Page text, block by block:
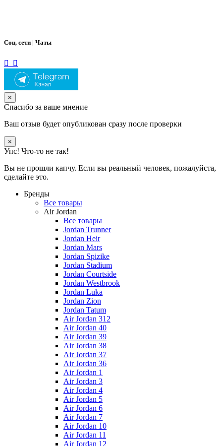
Соц. сети | Чаты
×
Спасибо за ваше мнение
Ваш отзыв будет опубликован сразу после проверки
×
Упс! Что-то не так!
Вы не прошли капчу. Если вы реальный человек, пожалуйста,
сделайте это.
Бренды
Все товары
Air Jordan
Все товары
Jordan Trunner
Jordan Heir
Jordan Mars
Jordan Spizike
Jordan Stadium
Jordan Courtside
Jordan Westbrook
Jordan Luka
Jordan Zion
Jordan Tatum
Air Jordan 312
Air Jordan 40
Air Jordan 39
Air Jordan 38
Air Jordan 37
Air Jordan 36
Air Jordan 1
Air Jordan 3
Air Jordan 4
Air Jordan 5
Air Jordan 6
Air Jordan 7
Air Jordan 10
Air Jordan 11
Air Jordan 12